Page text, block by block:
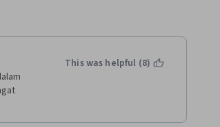
This was helpful (8)